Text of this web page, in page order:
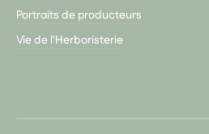
Portraits de producteurs
Vie de l'Herboristerie